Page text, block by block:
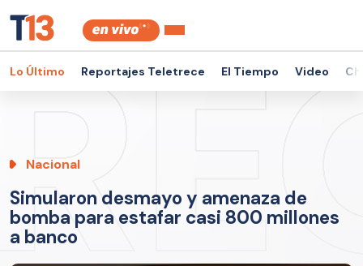
Lo Último Reportajes Teletrece El Tiempo Video
Nacional
Simularon desmayo y amenaza de
bomba para estafar casi 800 millones
a banco